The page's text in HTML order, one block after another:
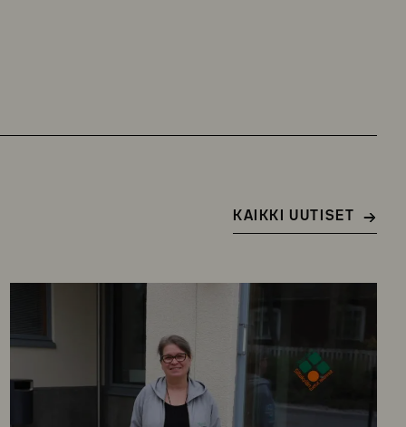
KAIKKI UUTISET